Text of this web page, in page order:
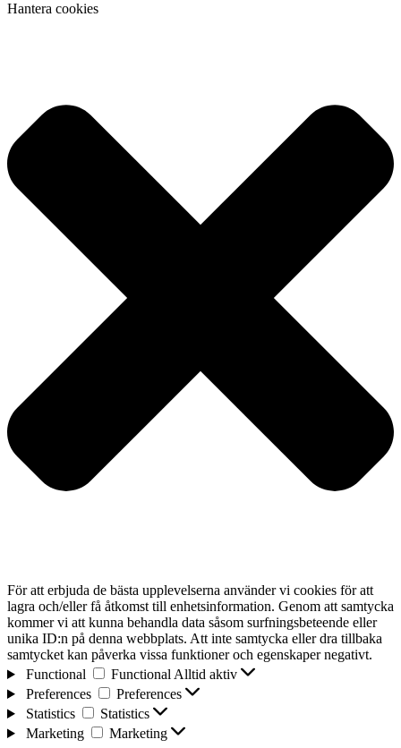
Hantera cookies
För att erbjuda de bästa upplevelserna använder vi cookies för att
lagra och/eller få åtkomst till enhetsinformation. Genom att samtycka
kommer vi att kunna behandla data såsom surfningsbeteende eller
unika ID:n på denna webbplats. Att inte samtycka eller dra tillbaka
samtycket kan påverka vissa funktioner och egenskaper negativt.
Functional
Functional Alltid aktiv
Preferences
Preferences
Statistics
Statistics
Marketing
Marketing